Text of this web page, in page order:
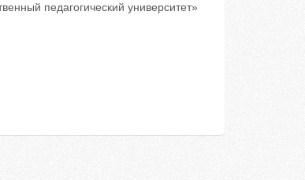
педагогический университет»